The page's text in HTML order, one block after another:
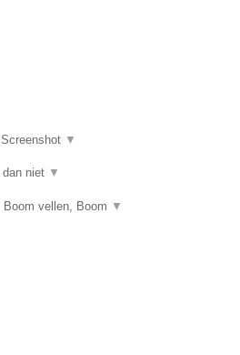
Screenshot ▼
dan niet ▼
vellen, Boom ▼